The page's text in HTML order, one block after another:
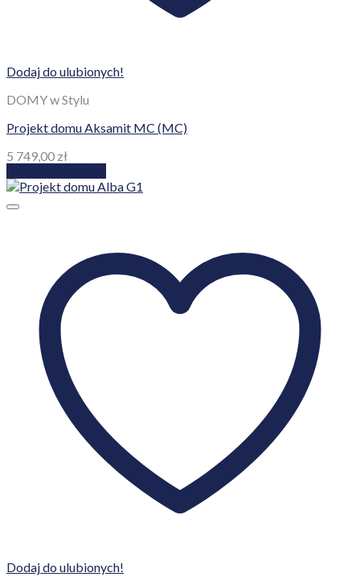
Dodaj do ulubionych!
DOMY w Stylu
Projekt domu Aksamit MC (MC)
5 749,00 zł
Dodaj do ulubionych!